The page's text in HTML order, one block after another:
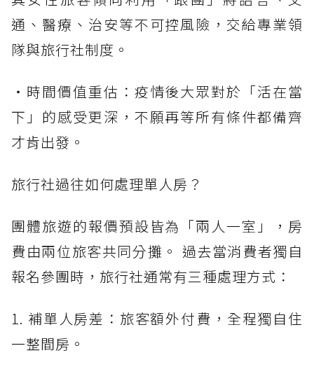
通、醫療、治安等不可控風險，交給專業領
隊與旅行社制度。
・時間價值重估：疫情後大眾對於「活在當
下」的感受更深，不願再等所有條件都備齊
才肯出發。
旅行社過往如何處理單人房？
團體旅遊的報價預設皆為「兩人一室」，房
費由兩位旅客共同分攤。 過去當消費者獨自
報名參團時，旅行社通常有三種處理方式：
1. 補單人房差：旅客額外付費，全程獨自住
一整間房。